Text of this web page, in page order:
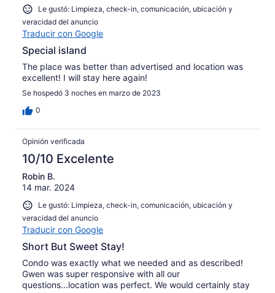
Le gustó: Limpieza, check-in, comunicación, ubicación y
veracidad del anuncio
Traducir con Google
Special island
The place was better than advertised and location was
excellent! I will stay here again!
Se hospedó 3 noches en marzo de 2023
0
Opinión verificada
10/10 Excelente
Robin B.
14 mar. 2024
Le gustó: Limpieza, check-in, comunicación, ubicación y
veracidad del anuncio
Traducir con Google
Short But Sweet Stay!
Condo was exactly what we needed and as described!
Gwen was super responsive with all our
questions...location was perfect. We would certainly stay